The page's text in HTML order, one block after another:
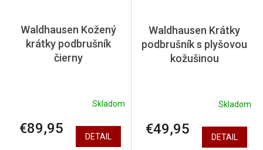
Waldhausen Kožený
krátky podbrušník
čierny
Skladom
€89,95 DETAIL
Waldhausen Krátky
podbrušník s plyšovou
kožušinou
Skladom
€49,95 DETAIL